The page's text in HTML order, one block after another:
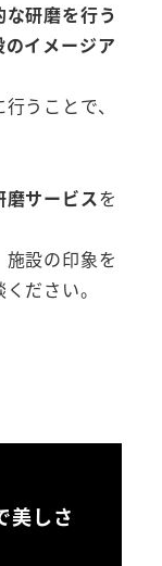
な研磨を行う
イメージア
うことで、
サービスを
設の印象を
ださい。
美しさ